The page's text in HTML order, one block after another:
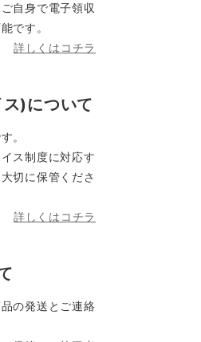
自身で電子領収
です。
詳しくはコチラ
)について
。
ス制度に対応す
切に保管くださ
詳しくはコチラ
の発送とご連絡